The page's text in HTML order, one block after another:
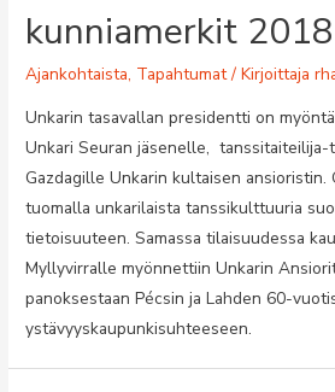
kunniamerkit 2018
Ajankohtaista, Tapahtumat/ Kirjoittaja
Unkarin tasavallan presidentti on
Unkari Seuran jäsenelle, tanssitaiteilija-
Gazdagille Unkarin kultaisen ansioristin.
tuomalla unkarilaista tanssikulttuuria
tietoisuuteen. Samassa tilaisuudessa
Myllyvirralle myönnettiin Unkarin
panoksestaan Pécsin ja Lahden 60-
ystävyyskaupunkisuhteeseen.